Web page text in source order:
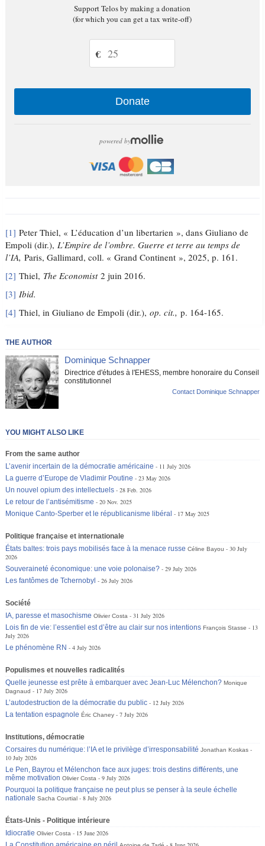
Support Telos by making a donation
(for which you can get a tax write-off)
€
Donate
powered by
[1] Peter Thiel, « L’éducation d’un libertarien », dans Giuliano de
Empoli (dir.), L’Empire de l’ombre. Guerre et terre au temps de
l’IA,Paris, Gallimard, coll. « Grand Continent », 2025, p. 161.
[2] Thiel, The Economist2 juin 2016.
[3] Ibid.
[4] Thiel, in Giuliano de Empoli (dir.),op. cit.,p. 164-165.
THE AUTHOR
Dominique Schnapper
Directrice d'études à l'EHESS, membre honoraire du Conseil
constitutionnel
Contact Dominique Schnapper
YOU MIGHT ALSO LIKE
From the same author
L’avenir incertain de la démocratie américaine
11 July 2026
La guerre d’Europe de Vladimir Poutine
23 May 2026
Un nouvel opium des intellectuels
28 Feb. 2026
Le retour de l’antisémitisme
20 Nov. 2025
Monique Canto-Sperber et le républicanisme libéral
17 May 2025
Politique française et internationale
États baltes: trois pays mobilisés face à la menace russe Céline Bayou
30 July
2026
Souveraineté économique: une voie polonaise?
29 July 2026
Les fantômes de Tchernobyl
26 July 2026
Société
IA, paresse et masochisme Olivier Costa
31 July 2026
Lois fin de vie: l’essentiel est d’être au clair sur nos intentions François Stasse
13
July 2026
Le phénomène RN
4 July 2026
Populismes et nouvelles radicalités
Quelle jeunesse est prête à embarquer avec Jean-Luc Mélenchon? Monique
Dagnaud
17 July 2026
L’autodestruction de la démocratie du public
12 July 2026
La tentation espagnole Éric Chaney 7 July 2026
Institutions, démocratie
Corsaires du numérique: l’IA et le privilège d’irresponsabilité Jonathan Koskas
10 July 2026
Le Pen, Bayrou et Mélenchon face aux juges: trois destins différents, une
même motivation Olivier Costa
9 July 2026
Pourquoi la politique française ne peut plus se penser à la seule échelle
nationale Sacha Courtial 8 July 2026
États-Unis - Politique intérieure
Idiocratie Olivier Costa
15 June 2026